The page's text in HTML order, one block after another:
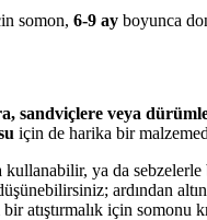
somon, 6-9 ay boyunca
sandviçlere veya
için de harika bir
kullanabilir, ya da
ardından
atıştırmalık için